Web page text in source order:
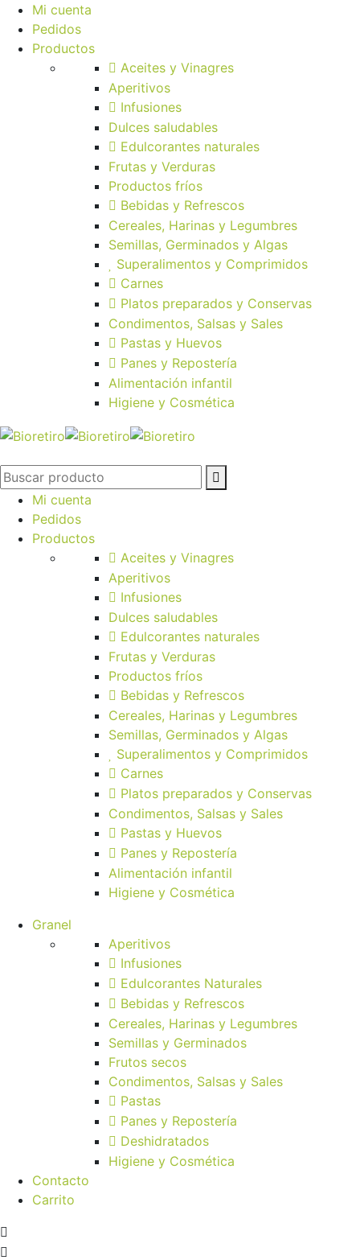
Mi cuenta
Pedidos
Productos
Aceites y Vinagres
Aperitivos
Infusiones
Dulces saludables
Edulcorantes naturales
Frutas y Verduras
Productos fríos
Bebidas y Refrescos
Cereales, Harinas y Legumbres
Semillas, Germinados y Algas
Superalimentos y Comprimidos
Carnes
Platos preparados y Conservas
Condimentos, Salsas y Sales
Pastas y Huevos
Panes y Repostería
Alimentación infantil
Higiene y Cosmética
Mi cuenta
Pedidos
Productos
Aceites y Vinagres
Aperitivos
Infusiones
Dulces saludables
Edulcorantes naturales
Frutas y Verduras
Productos fríos
Bebidas y Refrescos
Cereales, Harinas y Legumbres
Semillas, Germinados y Algas
Superalimentos y Comprimidos
Carnes
Platos preparados y Conservas
Condimentos, Salsas y Sales
Pastas y Huevos
Panes y Repostería
Alimentación infantil
Higiene y Cosmética
Granel
Aperitivos
Infusiones
Edulcorantes Naturales
Bebidas y Refrescos
Cereales, Harinas y Legumbres
Semillas y Germinados
Frutos secos
Condimentos, Salsas y Sales
Pastas
Panes y Repostería
Deshidratados
Higiene y Cosmética
Contacto
Carrito